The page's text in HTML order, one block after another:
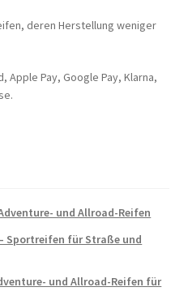
deren Herstellung weniger
Apple Pay, Google Pay, Klarna,
und Allroad-Reifen
Sportreifen für Straße und
und Allroad-Reifen für